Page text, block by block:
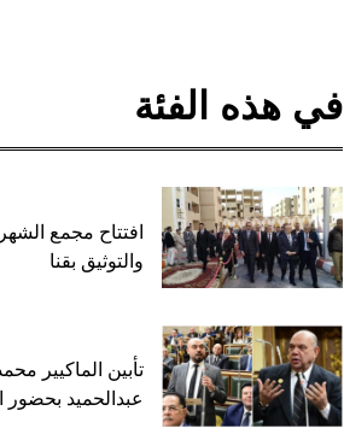
في هذه الفئة
افتتاح مجمع
والتوثيق بقنا
تأبين الماكيير
عبدالحميد بحضور